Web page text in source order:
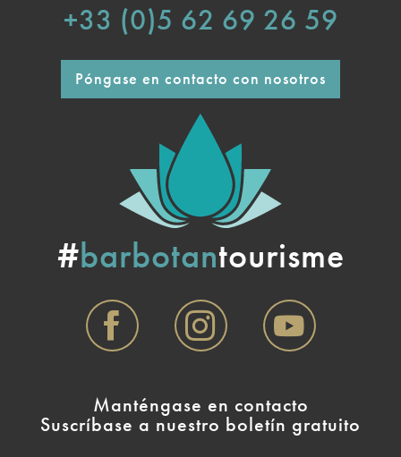
+33 (0)5 62 69 26 59
Póngase en contacto con nosotros
#barbotantourisme
Manténgase en contacto
Suscríbase a nuestro boletín gratuito